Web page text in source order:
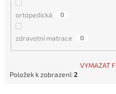
ortopedická 0
zdravotní matrace 0
VYMAZAT
Položek k zobrazení:2